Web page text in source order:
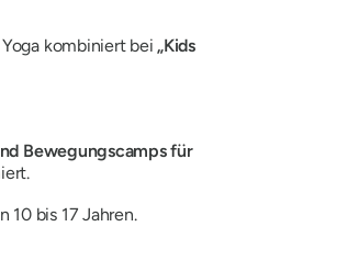
kombiniert bei „Kids
Bewegungscamps für
10 bis 17 Jahren.